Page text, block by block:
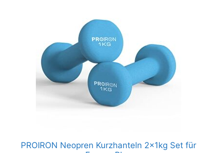
PROIRON Neopren Kurzhanteln 2x1kg Set für